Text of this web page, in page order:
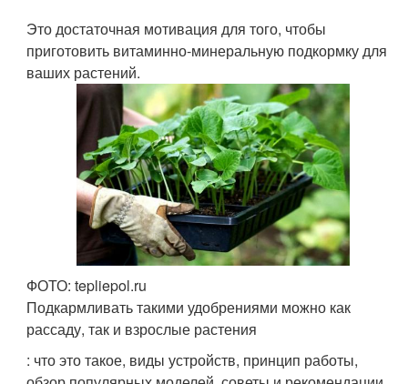
Это достаточная мотивация для того, чтобы
приготовить витаминно-минеральную подкормку для
ваших растений.
ФОТО: tepliepol.ru
Подкармливать такими удобрениями можно как
рассаду, так и взрослые растения
: что это такое, виды устройств, принцип работы,